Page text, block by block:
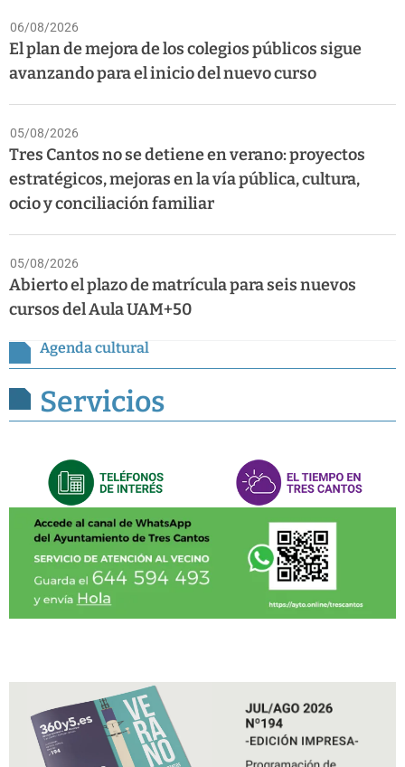
06/08/2026
El plan de mejora de los colegios públicos sigue
avanzando para el inicio del nuevo curso
05/08/2026
Tres Cantos no se detiene en verano: proyectos
estratégicos, mejoras en la vía pública, cultura,
ocio y conciliación familiar
05/08/2026
Abierto el plazo de matrícula para seis nuevos
cursos del Aula UAM+50
Agenda cultural
Servicios